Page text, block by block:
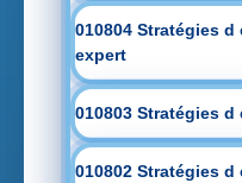
010804 Stratégies
expert
010803 Stratégies d
010802 Stratégies d